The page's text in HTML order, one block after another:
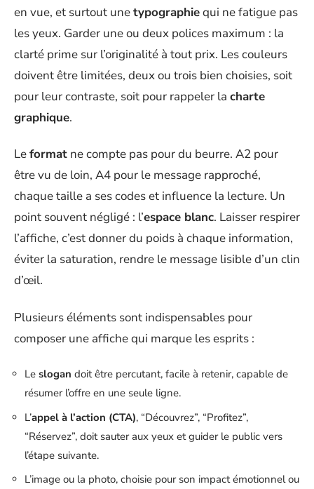
en vue, et surtout unetypographiequi ne fatigue pas
les yeux. Garder une ou deux polices maximum : la
clarté prime sur l’originalité à tout prix. Les couleurs
doivent être limitées, deux ou trois bien choisies, soit
pour leur contraste, soit pour rappeler la charte
graphique.
Leformat ne compte pas pour du beurre. A2 pour
être vu de loin, A4 pour le message rapproché,
chaque taille a ses codes et influence la lecture. Un
point souvent négligé : l’espace blanc. Laisser respirer
l’affiche, c’est donner du poids à chaque information,
éviter la saturation, rendre le message lisible d’un clin
d’œil.
Plusieurs éléments sont indispensables pour
composer une affiche qui marque les esprits :
Le slogan doit être percutant, facile à retenir, capable de
résumer l’offre en une seule ligne.
L’appel à l’action (CTA), “Découvrez”, “Profitez”,
“Réservez”, doit sauter aux yeux et guider le public vers
l’étape suivante.
L’image ou la photo, choisie pour son impact émotionnel ou